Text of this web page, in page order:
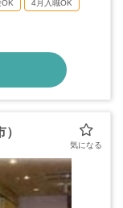
OK 4月入職OK